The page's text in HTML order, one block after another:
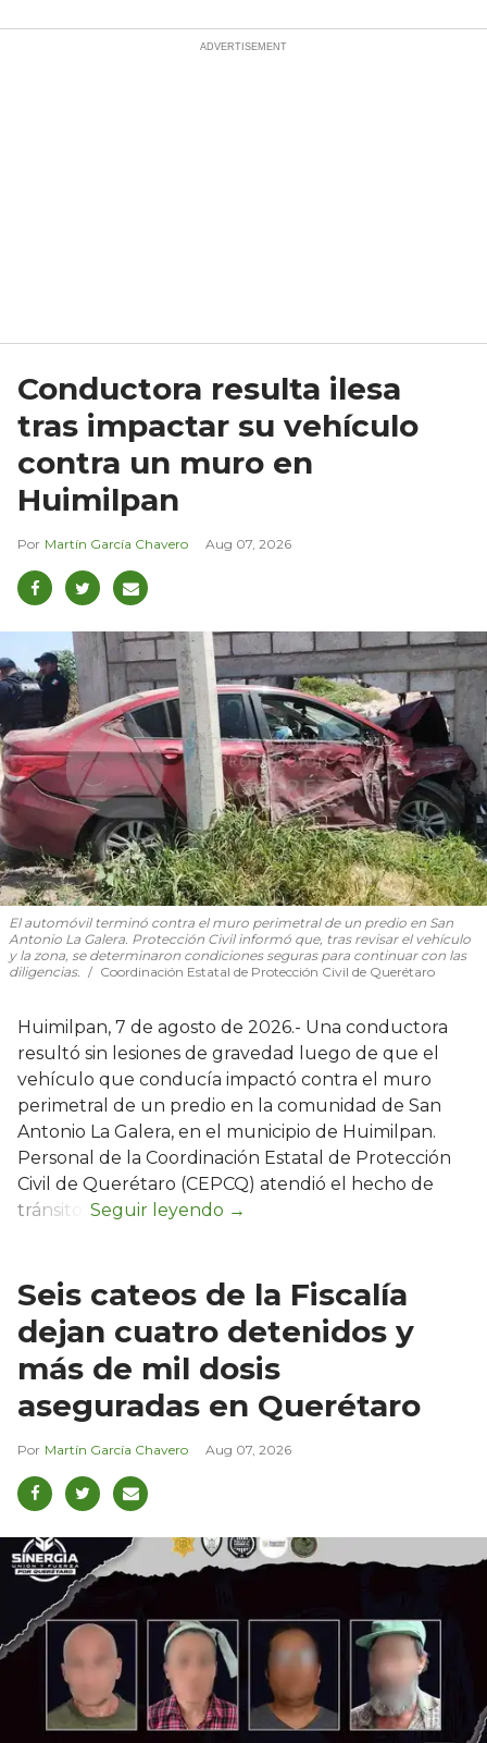
Conductora resulta ilesa
tras impactar su vehículo
contra un muro en
Huimilpan
Martín García Chavero Aug 07, 2026
El automóvil terminó contra el muro perimetral de un predio en San
Antonio La Galera. Protección Civil informó que, tras revisar el vehículo
y la zona, se determinaron condiciones seguras para continuar con las
diligencias.
Coordinación Estatal de Protección Civil de Querétaro
Huimilpan, 7 de agosto de 2026.- Una conductora
resultó sin lesiones de gravedad luego de que el
vehículo que conducía impactó contra el muro
perimetral de un predio en la comunidad de San
Antonio La Galera, en el municipio de Huimilpan.
Personal de la Coordinación Estatal de Protección
Civil de Querétaro (CEPCQ) atendió el hecho de
tránsito.
Seis cateos de la Fiscalía
dejan cuatro detenidos y
más de mil dosis
aseguradas en Querétaro
Martín García Chavero Aug 07, 2026